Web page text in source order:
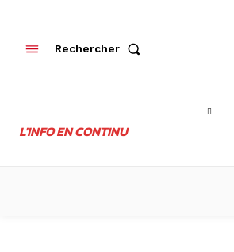
Rechercher
L'INFO EN CONTINU